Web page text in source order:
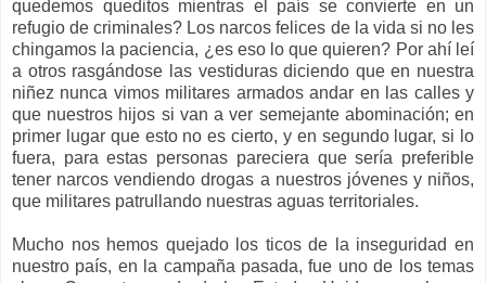
quedemos queditos mientras el país se convierte en un
refugio de criminales? Los narcos felices de la vida si no les
chingamos la paciencia, ¿es eso lo que quieren? Por ahí leí
a otros rasgándose las vestiduras diciendo que en nuestra
niñez nunca vimos militares armados andar en las calles y
que nuestros hijos si van a ver semejante abominación; en
primer lugar que esto no es cierto, y en segundo lugar, si lo
fuera, para estas personas pareciera que sería preferible
tener narcos vendiendo drogas a nuestros jóvenes y niños,
que militares patrullando nuestras aguas territoriales.
Mucho nos hemos quejado los ticos de la inseguridad en
nuestro país, en la campaña pasada, fue uno de los temas